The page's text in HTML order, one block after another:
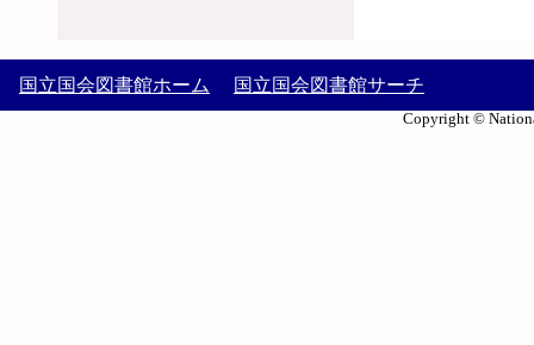
国立国会図書館ホーム 国立国会図書館サーチ
Copyright ©